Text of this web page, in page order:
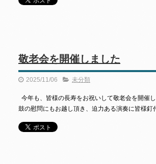
敬老会を開催しました
2025/11/06 未分類
今年も、皆様の長寿をお祝いして敬老会を開催
鼓の慰問にもお越し頂き、迫力ある演奏に皆様